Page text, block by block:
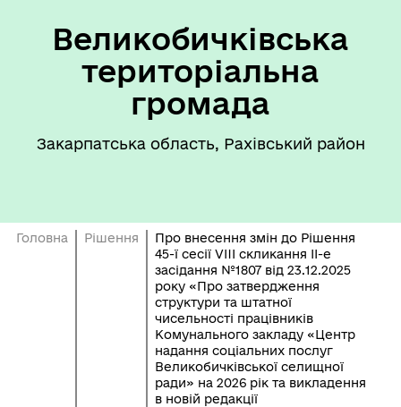
Великобичківська
територіальна
громада
Закарпатська область, Рахівський район
Головна Рішення
Про внесення змін до Рішення
45-ї сесії VIII скликання ІІ-е
засідання №1807 від 23.12.2025
року «Про затвердження
структури та штатної
чисельності працівників
Комунального закладу «Центр
надання соціальних послуг
Великобичківської селищної
ради» на 2026 рік та викладення
в новій редакції